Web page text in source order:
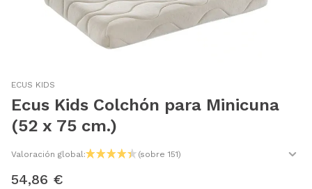
ECUS KIDS
Ecus Kids Colchón para Minicuna
(52 x 75 cm.)
Valoración global: (sobre 151)
54,86 €